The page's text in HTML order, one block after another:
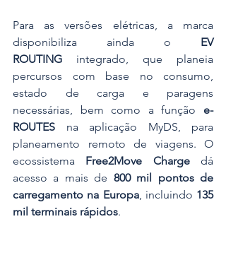
Para as versões elétricas, a marca
disponibiliza ainda o EV
ROUTING integrado, que planeia
percursos com base no consumo,
estado de carga e paragens
necessárias, bem como a função e-
ROUTES na aplicação MyDS, para
planeamento remoto de viagens. O
ecossistema Free2Move Charge dá
acesso a mais de 800 mil pontos de
carregamento na Europa, incluindo 135
mil terminais rápidos.